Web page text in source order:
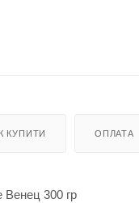
КУПИТИ ОПЛАТА
Венец 300 гр